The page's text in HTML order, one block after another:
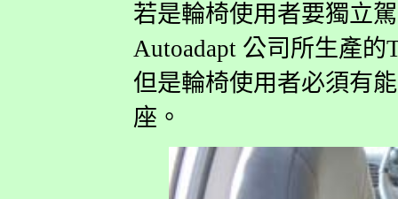
若是輪椅使用者要獨立
Autoadapt 公司所生產
但是輪椅使用者必須有
座。